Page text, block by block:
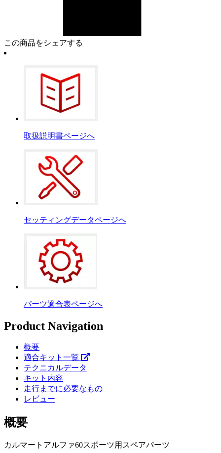
この商品をシェアする
取扱説明書ページへ
セッティングデータページへ
パーツ適合表ページへ
Product Navigation
概要
適合キット一覧
テクニカルデータ
キット内容
走行までに必要なもの
レビュー
概要
カルマートアルファ60スポーツ用スペアパーツ